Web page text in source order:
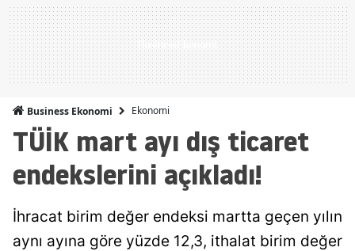
Business Ekonomi Ekonomi
TÜİK mart ayı dış ticaret
endekslerini açıkladı!
İhracat birim değer endeksi martta geçen yılın
aynı ayına göre yüzde 12,3, ithalat birim değer